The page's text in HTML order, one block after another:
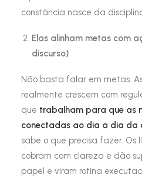
constância nasce da
Elas alinham metas com
discurso)
Não basta falar em metas.
realmente crescem com
que trabalham para que as
conectadas ao dia a dia da
sabe o que precisa fazer. Os
cobram com clareza e dão
papel e viram rotina